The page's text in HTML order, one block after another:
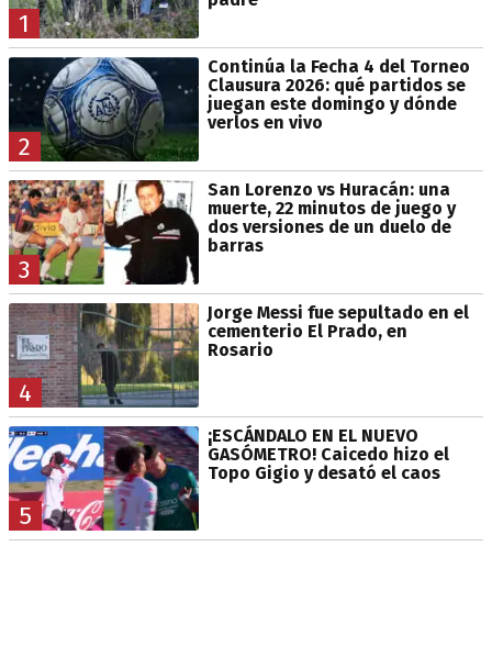
1
2
Continúa la Fecha 4 del Torneo
Clausura 2026: qué partidos se
juegan este domingo y dónde
verlos en vivo
3
San Lorenzo vs Huracán: una
muerte, 22 minutos de juego y
dos versiones de un duelo de
barras
4
Jorge Messi fue sepultado en el
cementerio El Prado, en
Rosario
5
¡ESCÁNDALO EN EL NUEVO
GASÓMETRO! Caicedo hizo el
Topo Gigio y desató el caos